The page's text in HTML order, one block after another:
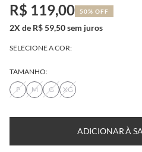
R$ 119,00 50% OFF
2X de R$ 59,50 sem juros
SELECIONE A COR:
TAMANHO:
P
M G XG
ADICIONAR À